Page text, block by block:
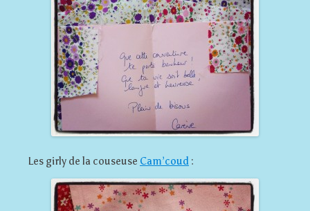
Les girly de la couseuse Cam’coud :